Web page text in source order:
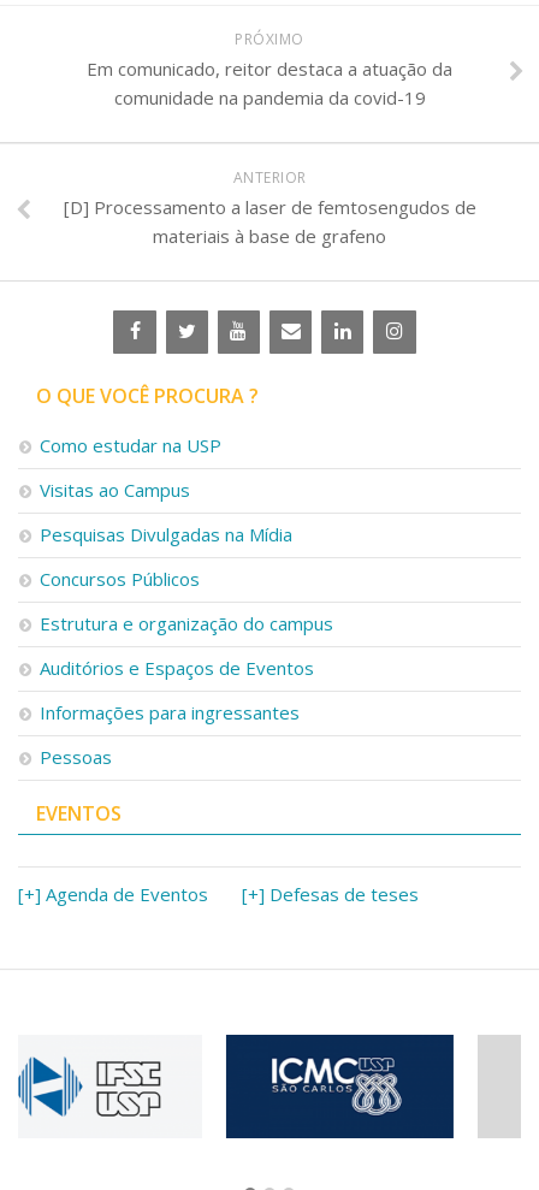
PRÓXIMO
Em comunicado, reitor destaca a atuação da
comunidade na pandemia da covid-19
ANTERIOR
[D] Processamento a laser de femtosengudos de
materiais à base de grafeno
O QUE VOCÊ PROCURA ?
Como estudar na USP
Visitas ao Campus
Pesquisas Divulgadas na Mídia
Concursos Públicos
Estrutura e organização do campus
Auditórios e Espaços de Eventos
Informações para ingressantes
Pessoas
EVENTOS
[+] Agenda de Eventos [+] Defesas de teses